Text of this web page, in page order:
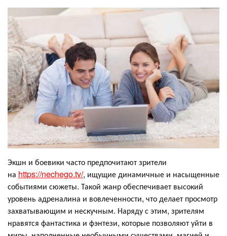
Экшн и боевики часто предпочитают зрители
на https://nechego.tv/, ищущие динамичные и насыщенные
событиями сюжеты. Такой жанр обеспечивает высокий
уровень адреналина и вовлеченности, что делает просмотр
захватывающим и нескучным. Наряду с этим, зрителям
нравятся фантастика и фэнтези, которые позволяют уйти в